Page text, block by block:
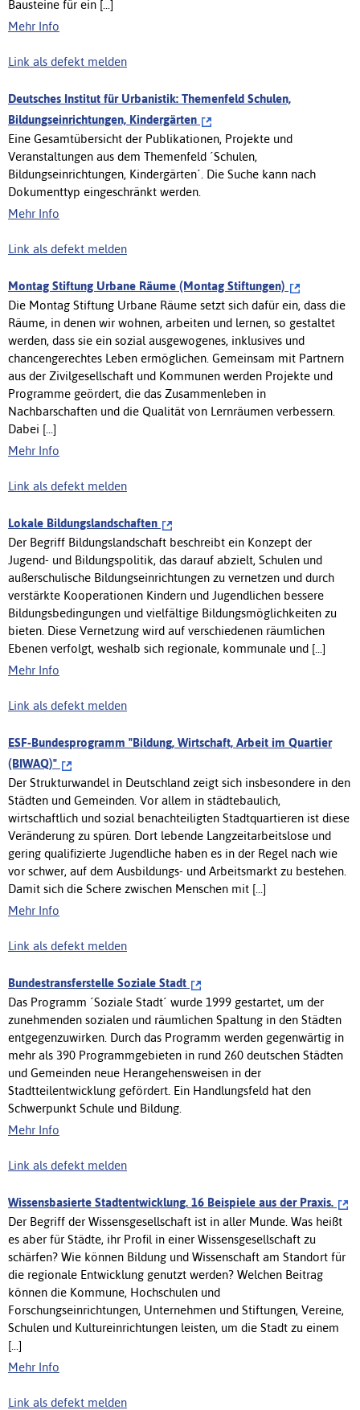
Bausteine für ein [...]
Mehr Info
Link als defekt melden
Deutsches Institut für Urbanistik: Themenfeld Schulen,
Bildungseinrichtungen, Kindergärten
Eine Gesamtübersicht der Publikationen, Projekte und
Veranstaltungen aus dem Themenfeld ´Schulen,
Bildungseinrichtungen, Kindergärten´. Die Suche kann nach
Dokumenttyp eingeschränkt werden.
Mehr Info
Link als defekt melden
Montag Stiftung Urbane Räume (Montag Stiftungen)
Die Montag Stiftung Urbane Räume setzt sich dafür ein, dass die
Räume, in denen wir wohnen, arbeiten und lernen, so gestaltet
werden, dass sie ein sozial ausgewogenes, inklusives und
chancengerechtes Leben ermöglichen. Gemeinsam mit Partnern
aus der Zivilgesellschaft und Kommunen werden Projekte und
Programme geördert, die das Zusammenleben in
Nachbarschaften und die Qualität von Lernräumen verbessern.
Dabei [...]
Mehr Info
Link als defekt melden
Lokale Bildungslandschaften
Der Begriff Bildungslandschaft beschreibt ein Konzept der
Jugend- und Bildungspolitik, das darauf abzielt, Schulen und
außerschulische Bildungseinrichtungen zu vernetzen und durch
verstärkte Kooperationen Kindern und Jugendlichen bessere
Bildungsbedingungen und vielfältige Bildungsmöglichkeiten zu
bieten. Diese Vernetzung wird auf verschiedenen räumlichen
Ebenen verfolgt, weshalb sich regionale, kommunale und [...]
Mehr Info
Link als defekt melden
ESF-Bundesprogramm "Bildung, Wirtschaft, Arbeit im Quartier
(BIWAQ)"
Der Strukturwandel in Deutschland zeigt sich insbesondere in den
Städten und Gemeinden. Vor allem in städtebaulich,
wirtschaftlich und sozial benachteiligten Stadtquartieren ist diese
Veränderung zu spüren. Dort lebende Langzeitarbeitslose und
gering qualifizierte Jugendliche haben es in der Regel nach wie
vor schwer, auf dem Ausbildungs- und Arbeitsmarkt zu bestehen.
Damit sich die Schere zwischen Menschen mit [...]
Mehr Info
Link als defekt melden
Bundestransferstelle Soziale Stadt
Das Programm ´Soziale Stadt´ wurde 1999 gestartet, um der
zunehmenden sozialen und räumlichen Spaltung in den Städten
entgegenzuwirken. Durch das Programm werden gegenwärtig in
mehr als 390 Programmgebieten in rund 260 deutschen Städten
und Gemeinden neue Herangehensweisen in der
Stadtteilentwicklung gefördert. Ein Handlungsfeld hat den
Schwerpunkt Schule und Bildung.
Mehr Info
Link als defekt melden
Wissensbasierte Stadtentwicklung. 16 Beispiele aus der Praxis.
Der Begriff der Wissensgesellschaft ist in aller Munde. Was heißt
es aber für Städte, ihr Profil in einer Wissensgesellschaft zu
schärfen? Wie können Bildung und Wissenschaft am Standort für
die regionale Entwicklung genutzt werden? Welchen Beitrag
können die Kommune, Hochschulen und
Forschungseinrichtungen, Unternehmen und Stiftungen, Vereine,
Schulen und Kultureinrichtungen leisten, um die Stadt zu einem
[...]
Mehr Info
Link als defekt melden